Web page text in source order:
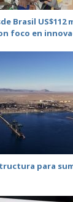
Brasil US$112
foco en
para